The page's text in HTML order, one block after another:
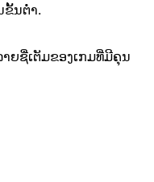
ນຕ່ໍາ.
ຍຊື່ເຕັມຂອງເກມທີ່ມີຄຸນ